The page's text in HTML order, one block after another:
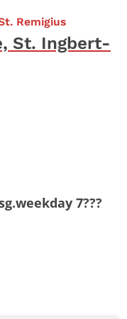
Remigius:
St. Ingbert-
7???